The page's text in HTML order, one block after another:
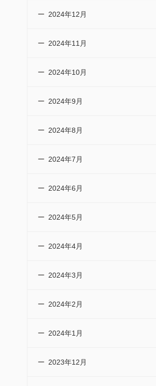
2024年12月
2024年11月
2024年10月
2024年9月
2024年8月
2024年7月
2024年6月
2024年5月
2024年4月
2024年3月
2024年2月
2024年1月
2023年12月